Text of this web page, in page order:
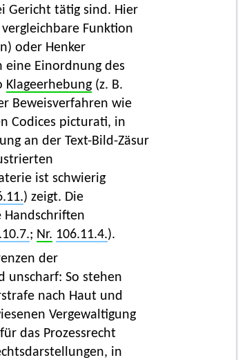
Gericht tätig sind. Hier
Funktion
oder Henker
eine Einordnung des
Klageerhebung(z. B.
Beweisverfahren wie
Codices picturati, in
an der Text-Bild-Zäsur
ist schwierig
) zeigt. Die
Handschriften
; Nr. 106.11.4.).
der
unscharf: So stehen
nach Haut und
Vergewaltigung
das Prozessrecht
in